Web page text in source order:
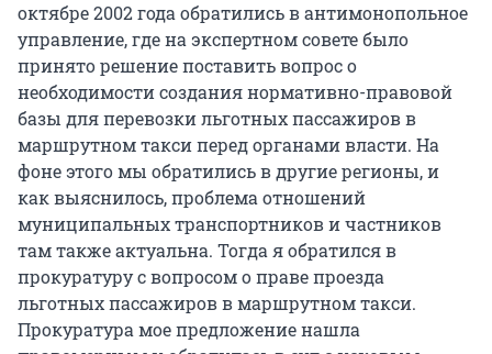
октябре 2002 года обратились в антимонопольное
управление, где на экспертном совете было
принято решение поставить вопрос о
необходимости создания нормативно-правовой
базы для перевозки льготных пассажиров в
маршрутном такси перед органами власти. На
фоне этого мы обратились в другие регионы, и
как выяснилось, проблема отношений
муниципальных транспортников и частников
там также актуальна. Тогда я обратился в
прокуратуру с вопросом о праве проезда
льготных пассажиров в маршрутном такси.
Прокуратура мое предложение нашла